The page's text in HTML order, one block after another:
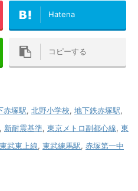
Hatena
コピーする
赤塚駅, 北野小学校, 地下鉄赤塚駅,
, 新耐震基準, 東京メトロ副都心線, 東
東武東上線, 東武練馬駅, 赤塚第一中